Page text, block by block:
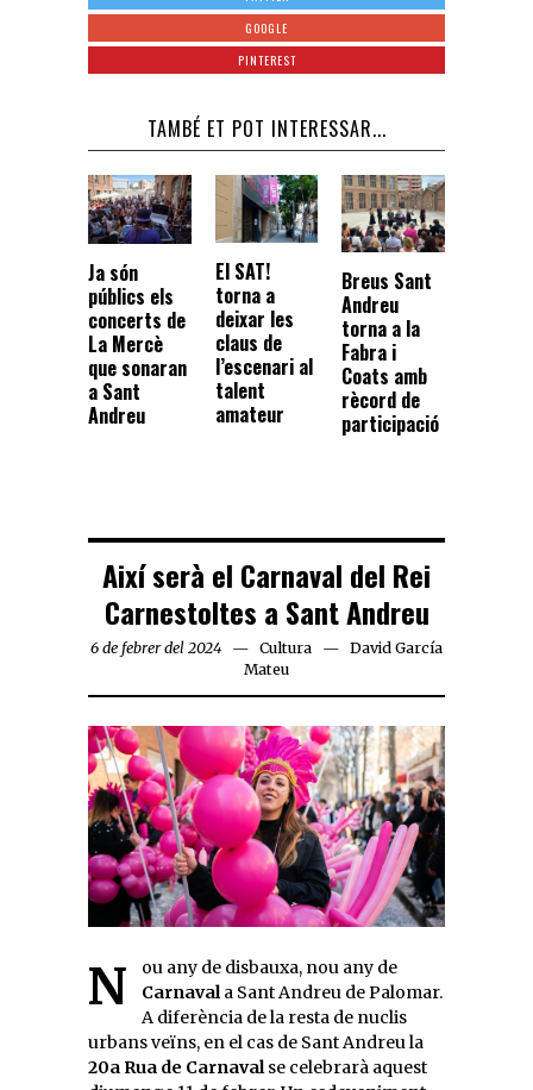
GOOGLE
PINTEREST
TAMBÉ ET POT INTERESSAR...
Ja són
públics els
concerts de
La Mercè
que sonaran
a Sant
Andreu
El SAT!
torna a
deixar les
claus de
l’escenari al
talent
amateur
Breus Sant
Andreu
torna a la
Fabra i
Coats amb
rècord de
participació
Així serà el Carnaval del Rei
Carnestoltes a Sant Andreu
6 de febrer del 2024 Cultura
David García
Mateu
Nou any de disbauxa, nou any de
Carnavala Sant Andreu de Palomar.
A diferència de la resta de nuclis
urbans veïns, en el cas de Sant Andreu la
20a Rua de Carnavalse celebrarà aquest